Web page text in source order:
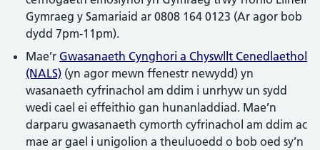
Gymraeg y Samariaid ar 0808 164 0123 (Ar agor bob
dydd 7pm-11pm).
Mae’r Gwasanaeth Cynghori a Chyswllt Cenedlaethol
(NALS) (yn agor mewn ffenestr newydd) yn
wasanaeth cyfrinachol am ddim i unrhyw un sydd
wedi cael ei effeithio gan hunanladdiad. Mae’n
darparu gwasanaeth cymorth cyfrinachol am ddim ac
mae ar gael i unigolion a theuluoedd o bob oed sy’n